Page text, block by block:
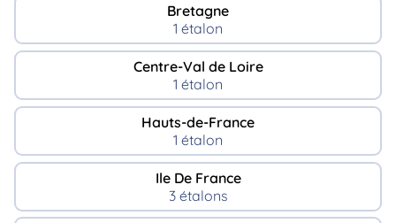
Bretagne
1 étalon
Centre-Val de Loire
1 étalon
Hauts-de-France
1 étalon
Ile De France
3 étalons